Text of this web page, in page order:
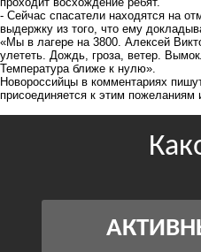
- Сейчас спасатели находятся на
выдержку из того, что ему
«Мы в лагере на 3800. Алексей
улететь. Дождь, гроза, ветер.
Температура ближе к нулю».
Новороссийцы в комментариях
присоединяется к этим пожеланиям